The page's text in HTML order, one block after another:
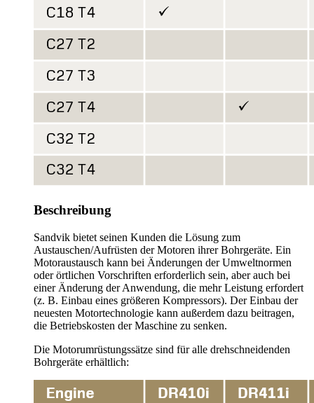
Beschreibung
Sandvik bietet seinen Kunden die Lösung zum
Austauschen/Aufrüsten der Motoren ihrer Bohrgeräte. Ein
Motoraustausch kann bei Änderungen der Umweltnormen
oder örtlichen Vorschriften erforderlich sein, aber auch bei
einer Änderung der Anwendung, die mehr Leistung erfordert
(z. B. Einbau eines größeren Kompressors). Der Einbau der
neuesten Motortechnologie kann außerdem dazu beitragen,
die Betriebskosten der Maschine zu senken.
Die Motorumrüstungssätze sind für alle drehschneidenden
Bohrgeräte erhältlich: